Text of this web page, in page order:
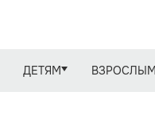
ДЕТЯМ